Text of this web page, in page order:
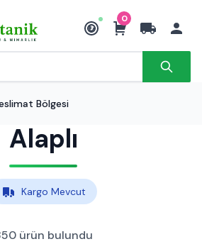
₺
0
Bölgesi
Alaplı
Kargo Mevcut
ürün bulundu